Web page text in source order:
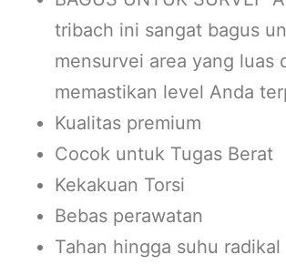
tribach ini sangat bagus
mensurvei area yang luas
memastikan level Anda
Kualitas premium
Cocok untuk Tugas Berat
Kekakuan Torsi
Bebas perawatan
Tahan hingga suhu radikal